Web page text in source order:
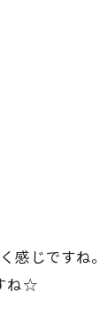
感じですね。
ね☆